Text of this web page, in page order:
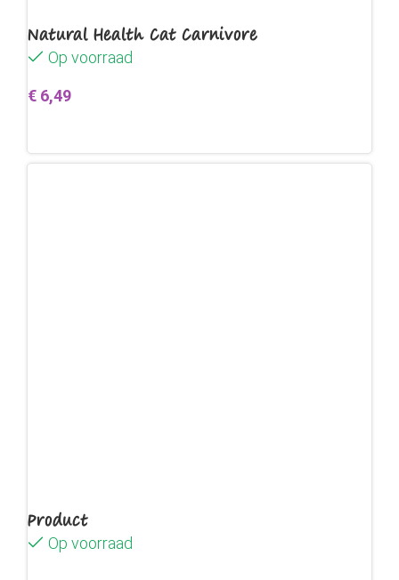
Natural Health Cat Carnivore
Op voorraad
€ 6,49
Product
Op voorraad